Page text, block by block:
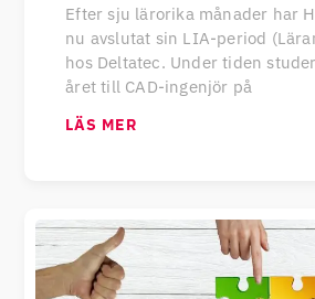
Efter sju lärorika månader har
nu avslutat sin LIA-period
hos Deltatec. Under tiden
året till CAD-ingenjör på
LÄS MER